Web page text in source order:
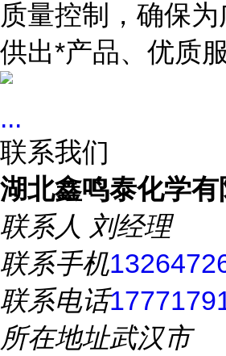
质量控制，确保
供出*产品、优质
...
联系我们
湖北鑫鸣泰化学有
联系人 刘经理
联系手机
联系电话
所在地址武汉市